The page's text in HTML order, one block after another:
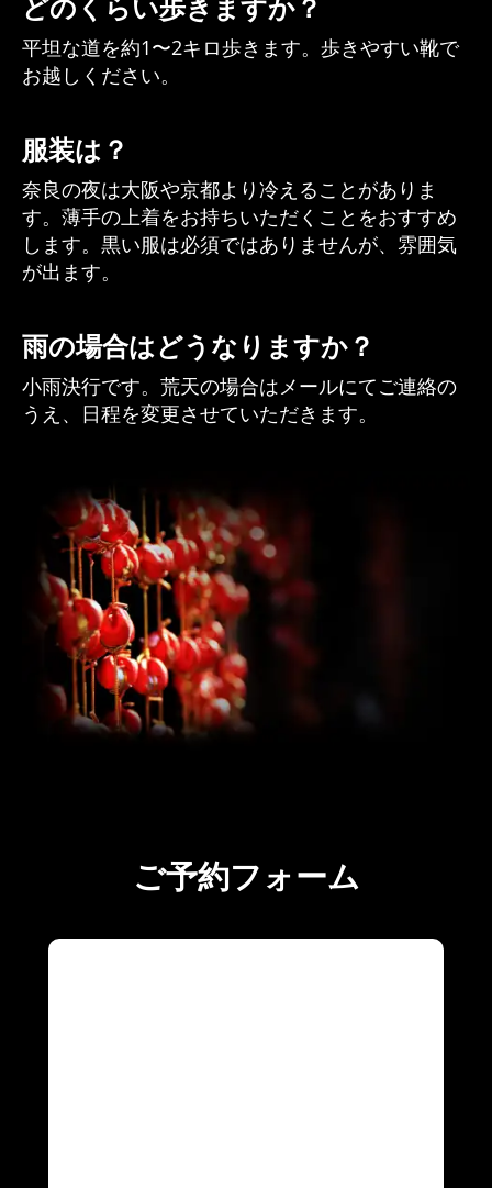
どのくらい歩きますか？
平坦な道を約1〜2キロ歩きます。歩きやすい靴で
お越しください。
服装は？
奈良の夜は大阪や京都より冷えることがありま
す。薄手の上着をお持ちいただくことをおすすめ
します。黒い服は必須ではありませんが、雰囲気
が出ます。
雨の場合はどうなりますか？
小雨決行です。荒天の場合はメールにてご連絡の
うえ、日程を変更させていただきます。
ご予約フォーム